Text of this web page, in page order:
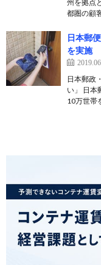
州を拠点
都圏の顧
日本郵
を実施
日本郵政
い」 日本
10万世帯